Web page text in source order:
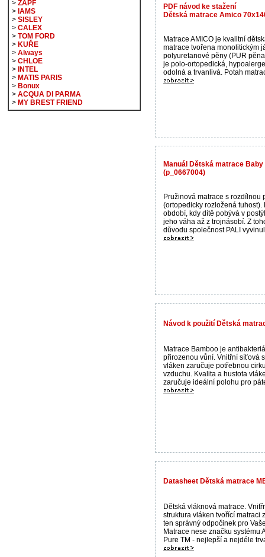
PDF návod ke stažení
Dětská matrace Amico
Matrace AMICO je kvalitní
matrace tvořena monolitickým
polyuretanové pěny (PUR
je polo-ortopedická,
odolná a trvanlivá. Potah
Manuál Dětská matrace
(p_0667004)
Pružinová matrace s rozdílnou
(ortopedicky rozložená tuhost).
období, kdy dítě pobývá v
jeho váha až z trojnásobí. Z
důvodu společnost PALI
Návod k použití Dětská
Matrace Bamboo je
přirozenou vůní. Vnitřní síťová
vláken zaručuje potřebnou
vzduchu. Kvalita a hustota
zaručuje ideální polohu pro
Datasheet Dětská matrace
Dětská vláknová matrace.
struktura vláken tvořící matraci
ten správný odpočinek pro
Matrace nese značku systému
Pure TM - nejlepší a nejdéle
> ZAPF
> IAMS
> SISLEY
> CALEX
> TOM FORD
> KUŘE
> Always
> CHLOE
> INTEL
> MATIS PARIS
> Bonux
> ACQUA DI PARMA
> MY BREST FRIEND